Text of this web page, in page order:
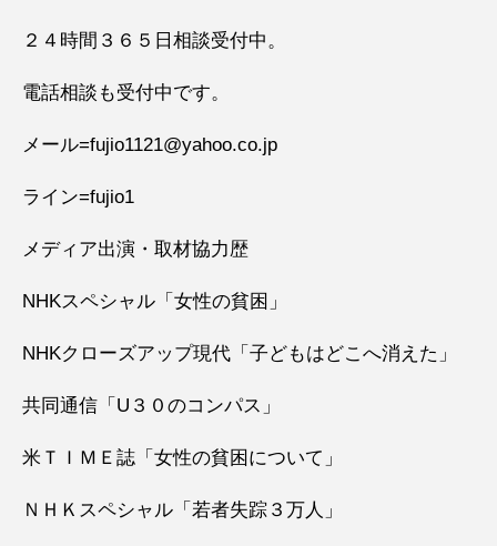
２４時間３６５日相談受付中。
電話相談も受付中です。
メール=fujio1121@yahoo.co.jp
ライン=fujio1
メディア出演・取材協力歴
NHKスペシャル「女性の貧困」
NHKクローズアップ現代「子どもはどこへ消えた」
共同通信「U３０のコンパス」
米ＴＩＭＥ誌「女性の貧困について」
ＮＨＫスペシャル「若者失踪３万人」